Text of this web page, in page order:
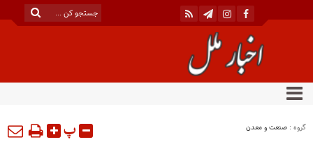
گروه : صنعت و معدن پ